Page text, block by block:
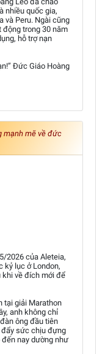
nhiều quốc gia,
và Peru. Ngài cũng
động trong 30 năm
hỗ trợ nạn
Đức Giáo Hoàng
mạnh mẽ về đức
2026 của Aleteia,
kỷ lục ở London,
khi về đích mới để
tại giải Marathon
anh không chỉ
ông đầu tiên
sức chịu đựng
nay dường như